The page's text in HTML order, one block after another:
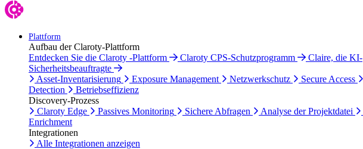
Plattform
Aufbau der Claroty-Plattform
Entdecken Sie die Claroty -Plattform
Claroty CPS-Schutzprogramm
Claire, die KI-
Sicherheitsbeauftragte
Asset-Inventarisierung
Exposure Management Netzwerkschutz Secure Access
Detection
Betriebseffizienz
Discovery-Prozess
Claroty Edge
Passives Monitoring Sichere Abfragen Analyse der Projektdatei
Enrichment
Integrationen
Alle Integrationen anzeigen